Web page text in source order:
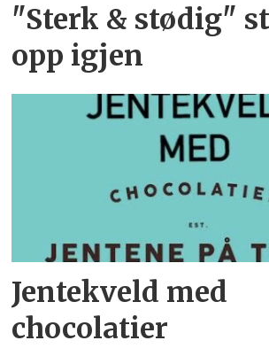
"Sterk & stødig"
opp igjen
Jentekveld med
chocolatier